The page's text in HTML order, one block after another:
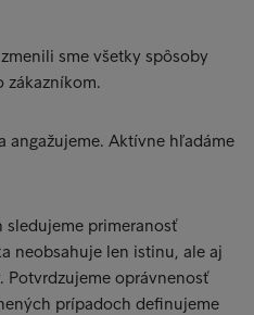
sme všetky spôsoby
zákazníkom.
angažujeme. Aktívne hľadáme
sledujeme primeranosť
neobsahuje len istinu, ale aj
Potvrdzujeme oprávnenosť
prípadoch definujeme